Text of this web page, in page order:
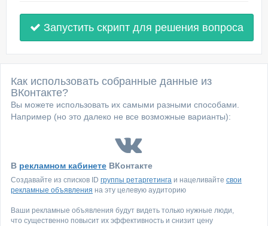
Запустить скрипт для решения вопроса
Как использовать собранные данные из
ВКонтакте?
Вы можете использовать их самыми разными способами.
Например (но это далеко не все возможные варианты):
В рекламном кабинете ВКонтакте
Создавайте из списков ID группы ретаргетинга и нацеливайте свои
рекламные объявления на эту целевую аудиторию
Ваши рекламные объявления будут видеть только нужные люди,
что существенно повысит их эффективность и снизит цену